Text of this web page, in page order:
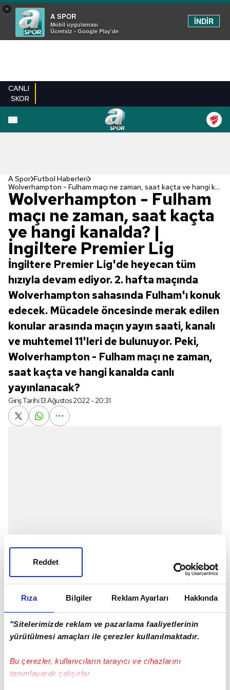
Rıza Bilgiler Reklam Ayarları Hakkında
"Sitelerimizde reklam ve pazarlama faaliyetlerinin
yürütülmesi amaçları ile çerezler kullanılmaktadır.
Bu çerezler, kullanıcıların tarayıcı ve cihazlarını
tanımlayarak çalışırlar.
Reddet
×
A SPOR
Mobil uygulaması
Ücretsiz - Google Play'de
İNDİR
CANLI
SKOR
A Spor Futbol Haberleri
Wolverhampton - Fulham maçı ne zaman, saat kaçta ve hangi kanalda? | İngiltere Premier Lig
Wolverhampton - Fulham
maçı ne zaman, saat kaçta
ve hangi kanalda? |
İngiltere Premier Lig
İngiltere Premier Lig'de heyecan tüm
hızıyla devam ediyor. 2. hafta maçında
Wolverhampton sahasında Fulham'ı konuk
edecek. Mücadele öncesinde merak edilen
konular arasında maçın yayın saati, kanalı
ve muhtemel 11'leri de bulunuyor. Peki,
Wolverhampton - Fulham maçı ne zaman,
saat kaçta ve hangi kanalda canlı
yayınlanacak?
Giriş Tarihi:13 Ağustos 2022 - 20:31
İngiltere Premier Lig'de heyecan devam ediyor. 2.
hafta maçındaWolverhampton-Fulhamkozlarını
paylaşacak. Maç ile ilgili tüm detaylar merak ediliyor.
kaçta ve hangi kanalda canlı yayınlanacak?
WOLVERHAMPTON - FULHAM